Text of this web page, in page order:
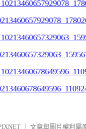
文章與圖片權利屬